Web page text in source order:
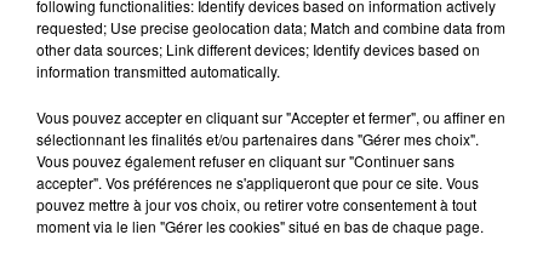
7h51
OCCITANIE : CET ÉTÉ, LA CRÉATION S'EXPOSE
DANS LES ATELIERS D'ARTISANS
Marre des plages bondées et des visites au pas de charge
following functionalities: Identify devices based on information actively
requested; Use precise geolocation data; Match and combine data from
other data sources; Link different devices; Identify devices based on
information transmitted automatically.
Vous pouvez accepter en cliquant sur "Accepter et fermer", ou affiner en
sélectionnant les finalités et/ou partenaires dans "Gérer mes choix".
Vous pouvez également refuser en cliquant sur "Continuer sans
accepter". Vos préférences ne s'appliqueront que pour ce site. Vous
pouvez mettre à jour vos choix, ou retirer votre consentement à tout
moment via le lien "Gérer les cookies" situé en bas de chaque page.